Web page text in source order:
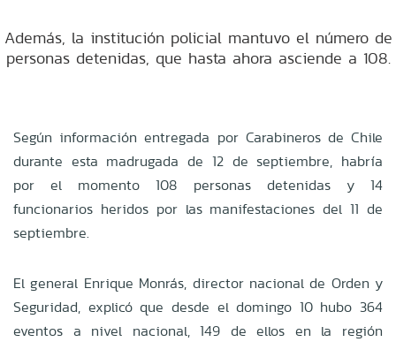
Además, la institución policial mantuvo el número de
personas detenidas, que hasta ahora asciende a 108.
Según información entregada por Carabineros de Chile
durante esta madrugada de 12 de septiembre, habría
por el momento 108 personas detenidas y 14
funcionarios heridos por las manifestaciones del 11 de
septiembre.
El general Enrique Monrás, director nacional de Orden y
Seguridad, explicó que desde el domingo 10 hubo 364
eventos a nivel nacional, 149 de ellos en la región